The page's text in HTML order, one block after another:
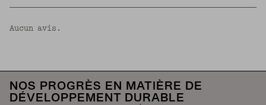
Aucun avis.
NOS PROGRÈS EN MATIÈRE DE
DÉVELOPPEMENT DURABLE